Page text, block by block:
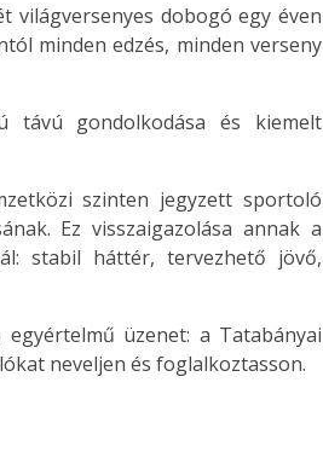
világversenyes dobogó egy éven
minden edzés, minden verseny
távú gondolkodása és kiemelt
szinten jegyzett sportoló
Ez visszaigazolása annak a
stabil háttér, tervezhető jövő,
üzenet: a Tatabányai
neveljen és foglalkoztasson.